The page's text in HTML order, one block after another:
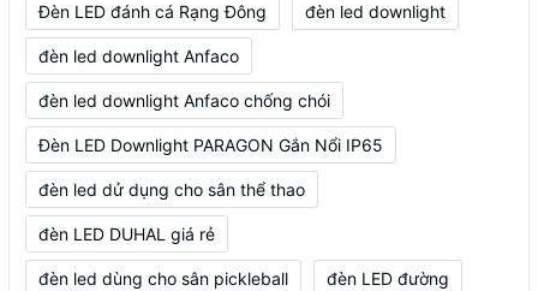
Đèn LED đánh cá Rạng Đông đèn led downlight
đèn led downlight Anfaco
đèn led downlight Anfaco chống chói
Đèn LED Downlight PARAGON Gắn Nổi IP65
đèn led dử dụng cho sân thể thao
đèn LED DUHAL giá rẻ
đèn led dùng cho sân pickleball đèn LED đường